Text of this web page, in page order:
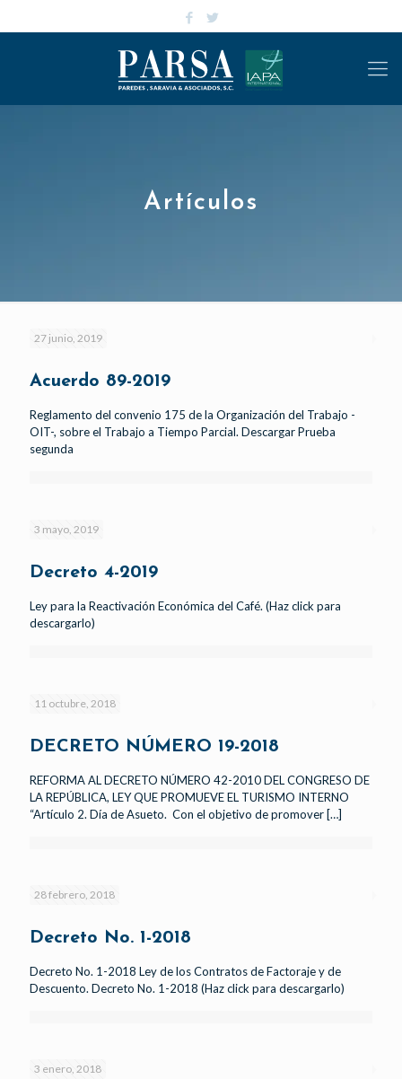
Artículos
27 junio, 2019
Acuerdo 89-2019
Reglamento del convenio 175 de la Organización del Trabajo -
OIT-, sobre el Trabajo a Tiempo Parcial. Descargar Prueba
segunda
3 mayo, 2019
Decreto 4-2019
Ley para la Reactivación Económica del Café. (Haz click para
descargarlo)
11 octubre, 2018
DECRETO NÚMERO 19-2018
REFORMA AL DECRETO NÚMERO 42-2010 DEL CONGRESO DE
LA REPÚBLICA, LEY QUE PROMUEVE EL TURISMO INTERNO
“Artículo 2. Día de Asueto. Con el objetivo de promover […]
28 febrero, 2018
Decreto No. 1-2018
Decreto No. 1-2018 Ley de los Contratos de Factoraje y de
Descuento. Decreto No. 1-2018 (Haz click para descargarlo)
3 enero, 2018